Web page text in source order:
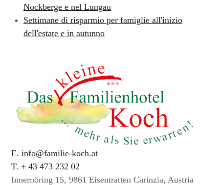
Nockberge e nel Lungau
Settimane di risparmio per famiglie all'inizio
dell'estate e in autunno
E. info@familie-koch.at
T. + 43 473 232 02
Innernöring 15, 9861 Eisentratten Carinzia, Austria